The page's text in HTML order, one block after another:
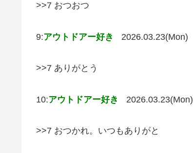
>>7 おつおつ
9:アウトドアー好き 2026.03.23(Mon)
>>7 ありがとう
10:アウトドアー好き 2026.03.23(Mon)
>>7 おつかれ。いつもありがと